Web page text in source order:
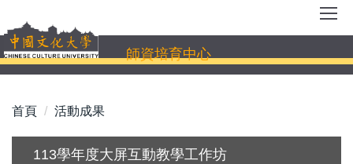
到
主
要
容
師資培育中心
首頁 活動成果
113學年度大屏互動教學工作坊